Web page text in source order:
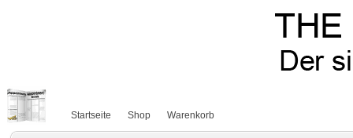
Startseite Shop Warenkorb